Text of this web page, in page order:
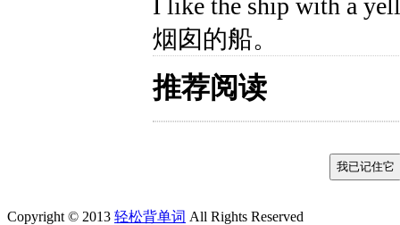
I like the ship with a
烟囱的船。
推荐阅读
Copyright © 2013 轻松背单词 All Rights Reserved